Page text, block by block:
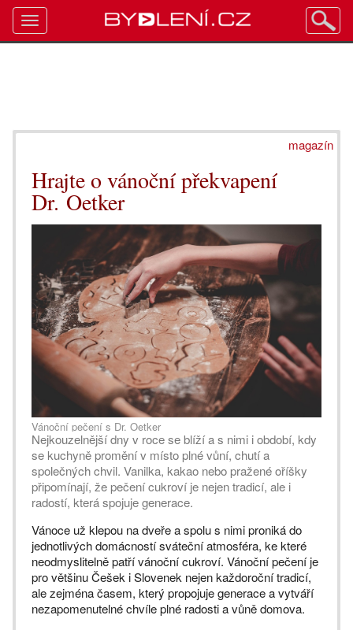
magazín
Hrajte o vánoční překvapení
Dr. Oetker
Vánoční pečení s Dr. Oetker
Nejkouzelnější dny v roce se blíží a s nimi i období, kdy
se kuchyně promění v místo plné vůní, chutí a
společných chvil. Vanilka, kakao nebo pražené oříšky
připomínají, že pečení cukroví je nejen tradicí, ale i
radostí, která spojuje generace.
Vánoce už klepou na dveře a spolu s nimi proniká do
jednotlivých domácností sváteční atmosféra, ke které
neodmyslitelně patří vánoční cukroví. Vánoční pečení je
pro většinu Češek i Slovenek nejen každoroční tradicí,
ale zejména časem, který propojuje generace a vytváří
nezapomenutelné chvíle plné radosti a vůně domova.
Toggle
navigation